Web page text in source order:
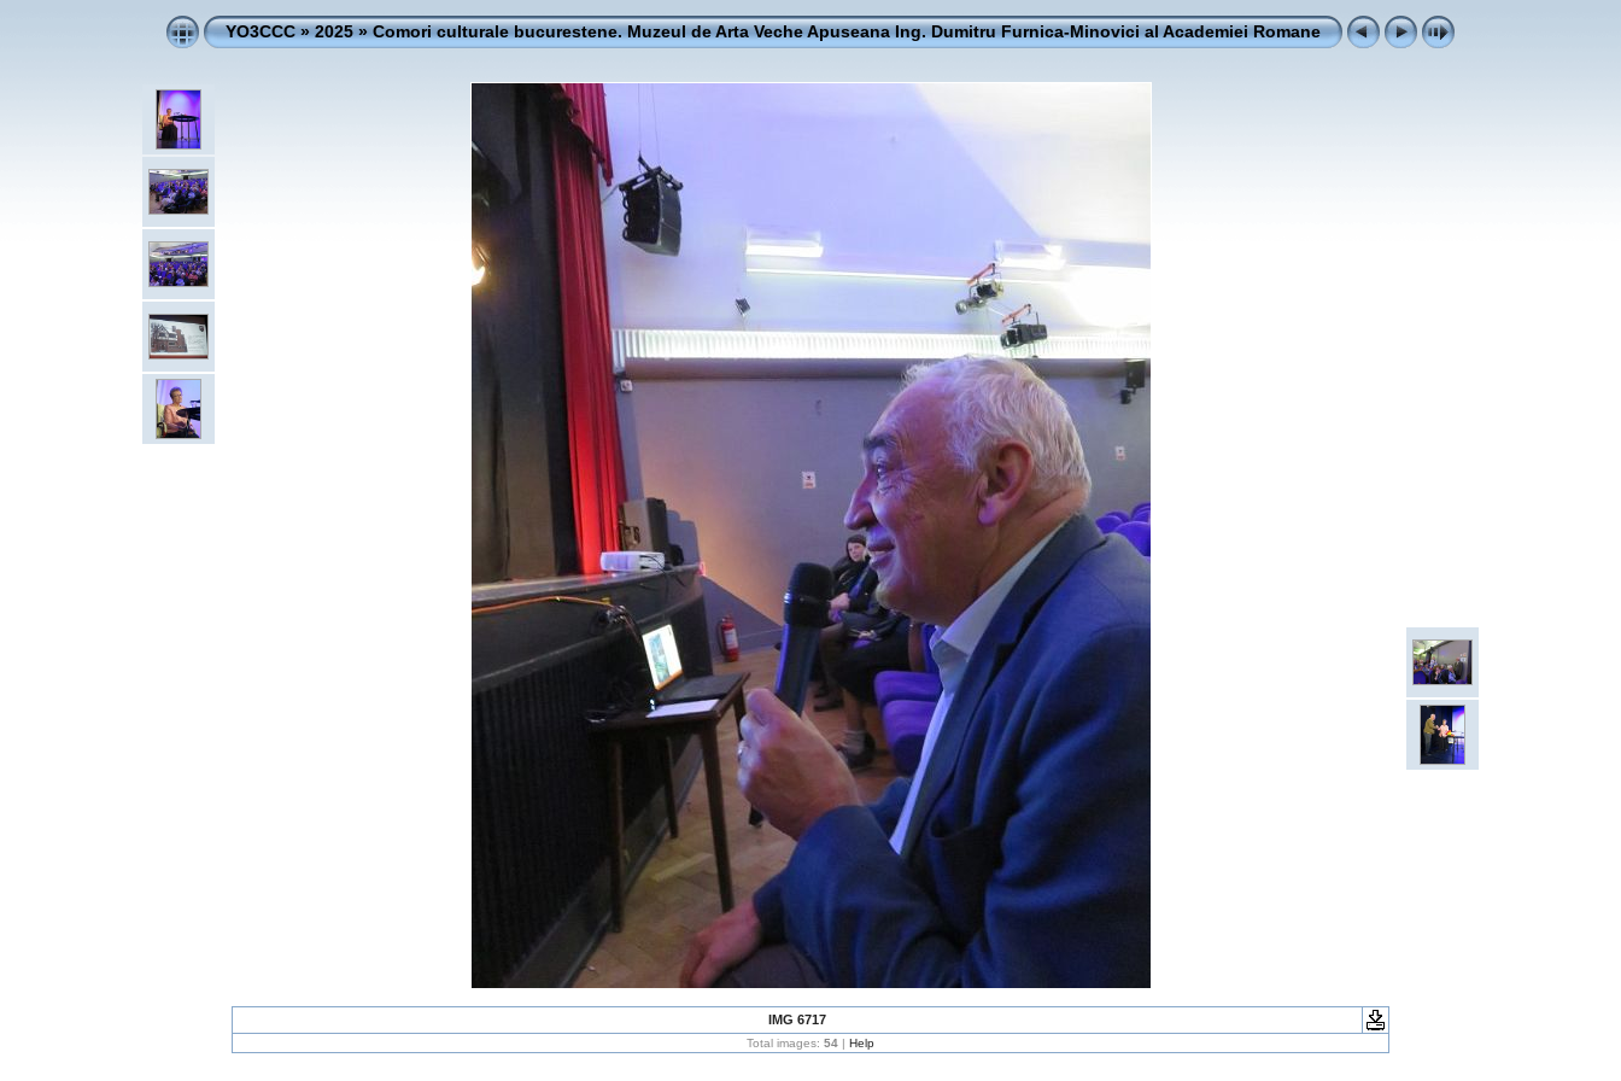
YO3CCC»2025»Comori culturale bucurestene. Muzeul de Arta Veche Apuseana Ing. Dumitru Furnica-Minovici al Academiei Romane
IMG 6717
Total images: 54 | Help